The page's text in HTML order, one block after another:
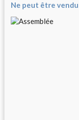
Ne peut être vendu